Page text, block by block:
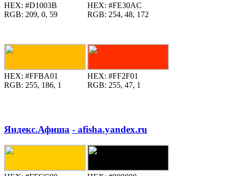
HEX: #D1003B
RGB: 209, 0, 59
HEX: #FE30AC
RGB: 254, 48, 172
HEX: #FFBA01
RGB: 255, 186, 1
HEX: #FF2F01
RGB: 255, 47, 1
Яндекс.Афиша - afisha.yandex.ru